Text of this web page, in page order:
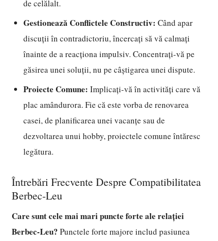
de celălalt.
Gestionează Conflictele Constructiv: Când apar
discuții în contradictoriu, încercați să vă calmați
înainte de a reacționa impulsiv. Concentrați-vă pe
găsirea unei soluții, nu pe câștigarea unei dispute.
Proiecte Comune: Implicați-vă în activități care vă
plac amândurora. Fie că este vorba de renovarea
casei, de planificarea unei vacanțe sau de
dezvoltarea unui hobby, proiectele comune întăresc
legătura.
Întrebări Frecvente Despre Compatibilitatea
Berbec-Leu
Care sunt cele mai mari puncte forte ale relației
Berbec-Leu? Punctele forte majore includ pasiunea